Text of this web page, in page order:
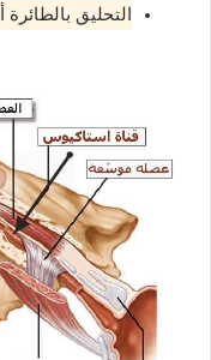
التحليق